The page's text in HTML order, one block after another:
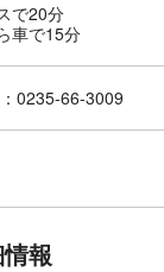
で20分
車で15分
0235-66-3009
報